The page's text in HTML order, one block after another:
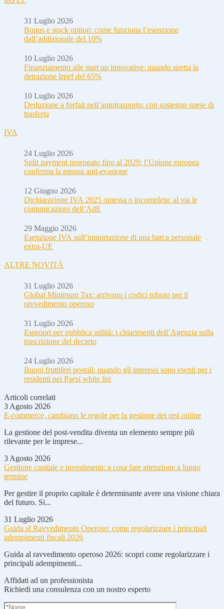
31 Luglio 2026
Bonus e stock option: come funziona l’esenzione
dall’addizionale del 10%
10 Luglio 2026
Finanziamento alle start up innovative: quando spetta la
detrazione Irpef del 65%
10 Luglio 2026
Deduzione a forfait nell’autotrasporto: con sostegno spese di
trasferta
IVA
24 Luglio 2026
Split payment prorogato fino al 2029: l’Unione europea
conferma la misura anti-evasione
12 Giugno 2026
Dichiarazione IVA 2025 omessa o incompleta: al via le
comunicazioni dell’AdE
29 Maggio 2026
Esenzione IVA sull’importazione di una barca personale
extra-UE
ALTRE NOVITÀ
31 Luglio 2026
Global Minimum Tax: arrivano i codici tributo per il
ravvedimento operoso
31 Luglio 2026
Espropri per pubblica utilità: i chiarimenti dell’Agenzia sulla
trascrizione del decreto
24 Luglio 2026
Buoni fruttiferi postali: quando gli interessi sono esenti per i
residenti nei Paesi white list
Articoli correlati
3 Agosto 2026
E-commerce, cambiano le regole per la gestione dei resi online
La gestione del post-vendita diventa un elemento sempre più
rilevante per le imprese...
3 Agosto 2026
Gestione capitale e investimenti: a cosa fare attenzione a lungo
termine
Per gestire il proprio capitale è determinante avere una visione chiara
del futuro. Si...
31 Luglio 2026
Guida al Ravvedimento Operoso: come regolarizzare i principali
adempimenti fiscali 2026
Guida al ravvedimento operoso 2026: scopri come regolarizzare i
principali adempimenti...
Affidati ad un professionista
Richiedi una consulenza con un nostro esperto